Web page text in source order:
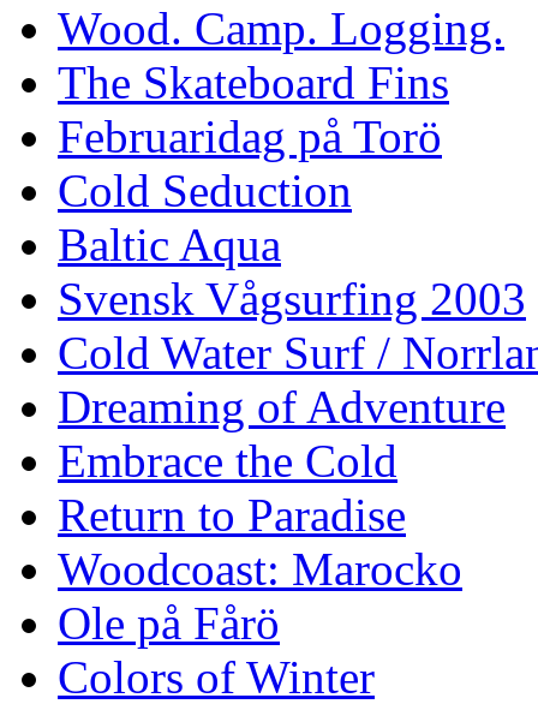
Wood. Camp. Logging.
The Skateboard Fins
Februaridag på Torö
Cold Seduction
Baltic Aqua
Svensk Vågsurfing 2003
Cold Water Surf /
Dreaming of Adventure
Embrace the Cold
Return to Paradise
Woodcoast: Marocko
Ole på Fårö
Colors of Winter